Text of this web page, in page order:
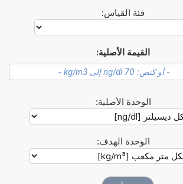
فئة القياس:
القيمة الأصلية:
الوحدة الأصلية:
الوحدة الهدف: